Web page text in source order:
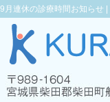
9月連休の診療時間お知らせ |